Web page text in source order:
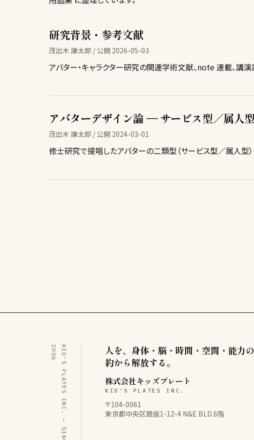
研究背景・参考文献
茂出木 謙太郎 / 公開 2026-05-03
アバター・キャラクター研究の関連学術文献、note 連載、講演
アバターデザイン論 — サービス型／属人
茂出木 謙太郎 / 公開 2024-03-01
修士研究で提唱したアバターの二類型（サービス型／属人型
K
I
D
'
S
P
L
A
T
E
S
I
N
C
.
—
S
I
N
C
E
2
0
0
6
人を、身体・脳・時間・空間・能力
約から解放する。
株式会社キッズプレート
KID'S PLATES INC.
〒104-0061
東京都中央区銀座1-12-4 N&E BLD.6階